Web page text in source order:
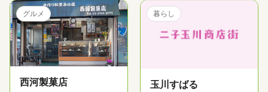
グルメ
西河製菓店
暮らし
玉川すばる